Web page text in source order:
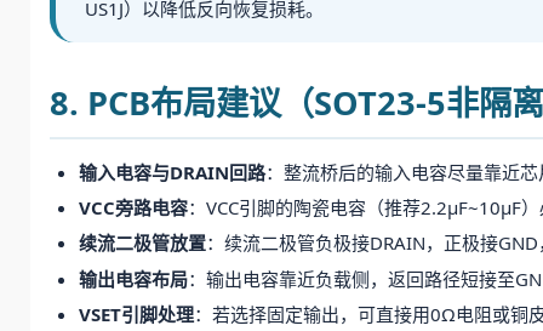
US1J）以降低反向恢复损耗。
8. PCB布局建议（SOT23-5非隔
输入电容与DRAIN回路：整流桥后的输入电容尽量靠近
VCC旁路电容：VCC引脚的陶瓷电容（推荐2.2μF~10μF
续流二极管放置：续流二极管负极接DRAIN，正极接
输出电容布局：输出电容靠近负载侧，返回路径短接至
VSET引脚处理：若选择固定输出，可直接用0Ω电阻或铜